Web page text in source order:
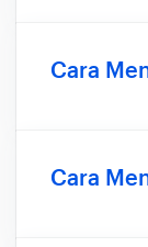
Cara
Cara